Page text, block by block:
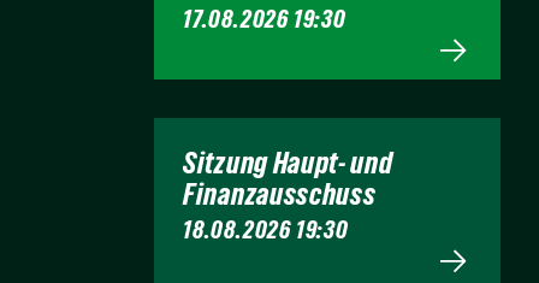
17.08.2026 19:30
Sitzung Haupt- und
Finanzausschuss
18.08.2026 19:30